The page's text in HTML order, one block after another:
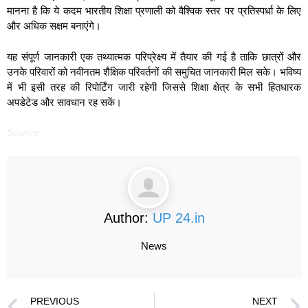
मानना है कि ये कदम भारतीय शिक्षा प्रणाली को वैश्विक स्तर पर प्रतिस्पर्धा के लिए
और अधिक सक्षम बनाएंगे।
यह संपूर्ण जानकारी एक तथ्यात्मक परिप्रेक्ष्य में तैयार की गई है ताकि छात्रों और
उनके परिवारों को नवीनतम शैक्षिक परिवर्तनों की समुचित जानकारी मिल सके। भविष्य
में भी इसी तरह की रिपोर्टिंग जारी रहेगी जिससे शिक्षा क्षेत्र के सभी हितधारक
अपडेटेड और सावधान रह सकें।
Author: UP 24.in
News
PREVIOUS NEXT